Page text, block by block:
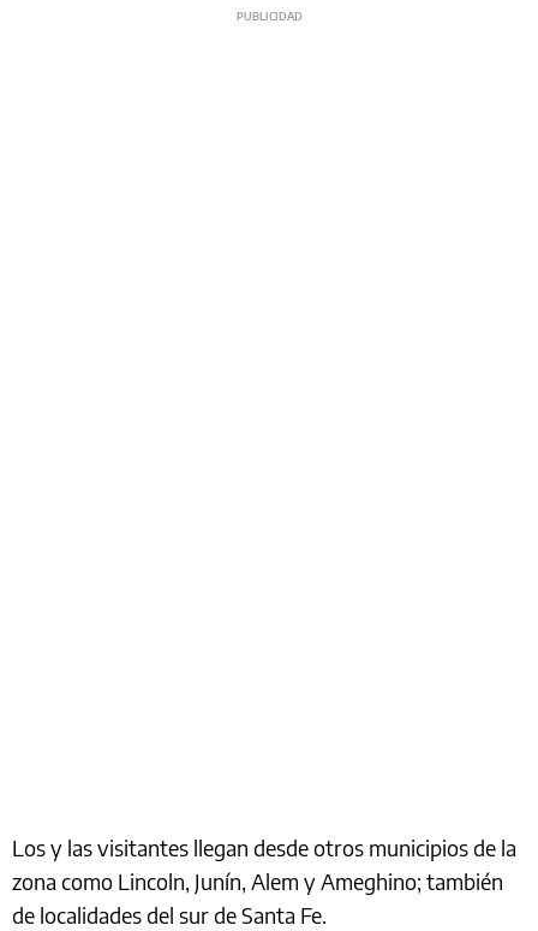
Los y las visitantes llegan desde otros municipios de la
zona como Lincoln, Junín, Alem y Ameghino; también
de localidades del sur de Santa Fe.